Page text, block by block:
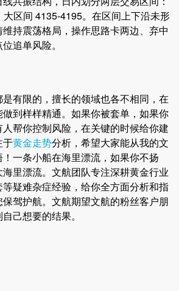
区间 4135-4195。在区间上下沿未形
持震荡格局，操作思路卡两边、弃中
追单风险。
有限的，擅长的领域也各不相同，在
到样样精通。如果你被套单，如果你
帮你控制风险，在关键的时候给你建
于黄金走势分析，希望大家能从我的文
一条小船在海里漂流，如果你不扬
里漂流。文航团队专注深耕黄金行业
疑难杂症经验，给你全方面分析和指
驾护航。文航期望文航的粉丝客户朋
己想要的结果。